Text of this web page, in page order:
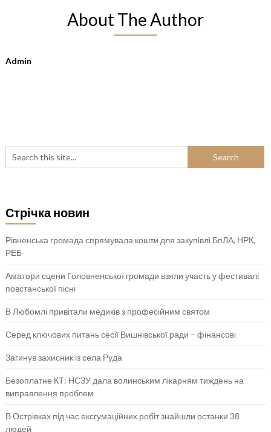
About The Author
Admin
Стрічка новин
Рівненська громада спрямувала кошти для закупівлі БпЛА, НРК,
РЕБ
Аматори сцени Головненської громади взяли участь у фестивалі
повстанської пісні
В Любомлі привітали медиків з професійним святом
Серед ключових питань сесії Вишнівської ради – фінансові
Загинув захисник із села Руда
Безоплатне КТ: НСЗУ дала волинським лікарням тиждень на
виправлення проблем
В Острівках під час ексгумаційних робіт знайшли останки 38
людей